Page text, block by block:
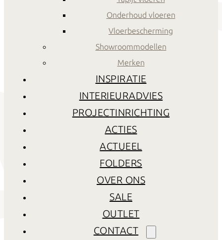
Onderhoud vloeren
Vloerbescherming
Showroommodellen
Merken
INSPIRATIE
INTERIEURADVIES
PROJECTINRICHTING
ACTIES
ACTUEEL
FOLDERS
OVER ONS
SALE
OUTLET
CONTACT